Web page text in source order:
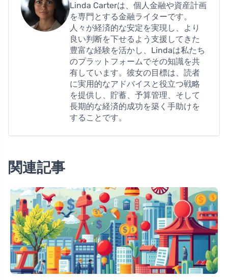
Linda Carterは、個人金融や資産計画
を専門とする金融ライターです。
人々が経済的な安定を実現し、より
良い判断を下せるよう支援してきた
豊富な経験を活かし、Lindaは私たち
のプラットフォームでその知識を共
有しています。彼女の目標は、読者
に実用的なアドバイスと役立つ戦略
を提供し、貯蓄、予算管理、そして
長期的な経済的成功を築く手助けを
することです。
関連記事